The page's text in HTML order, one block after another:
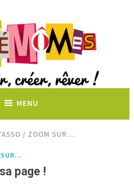
MENU
/ ZOOM SUR…
SUR…
page !